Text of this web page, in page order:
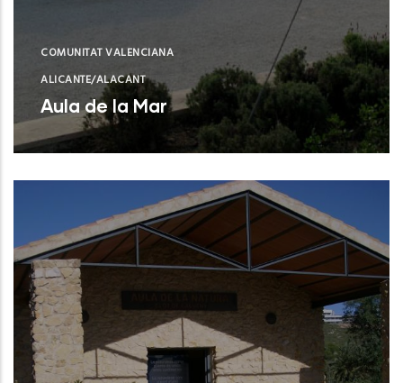
COMUNITAT VALENCIANA
ALICANTE/ALACANT
Aula de la Mar
Benissa (Alicante)